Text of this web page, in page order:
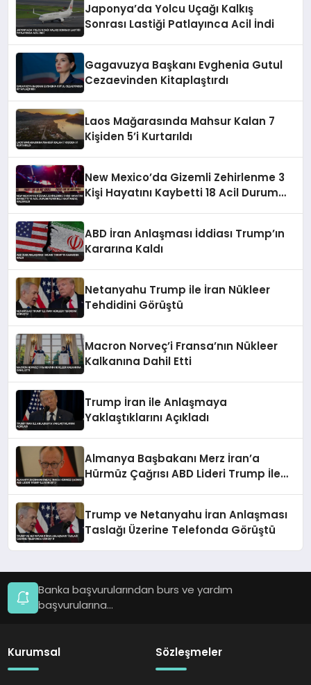
Japonya’da Yolcu Uçağı Kalkış
Sonrası Lastiği Patlayınca Acil İndi
Gagavuzya Başkanı Evghenia Gutul
Cezaevinden Kitaplaştırdı
Laos Mağarasında Mahsur Kalan 7
Kişiden 5’i Kurtarıldı
New Mexico’da Gizemli Zehirlenme 3
Kişi Hayatını Kaybetti 18 Acil Durum
ABD İran Anlaşması İddiası Trump’ın
Kararına Kaldı
Netanyahu Trump ile İran Nükleer
Tehdidini Görüştü
Macron Norveç’i Fransa’nın Nükleer
Kalkanına Dahil Etti
Trump İran ile Anlaşmaya
Yaklaştıklarını Açıkladı
Almanya Başbakanı Merz İran’a
Hürmüz Çağrısı ABD Lideri Trump İle
Trump ve Netanyahu İran Anlaşması
Taslağı Üzerine Telefonda Görüştü
Banka başvurularından burs ve yardım
başvurularına...
Kurumsal Sözleşmeler